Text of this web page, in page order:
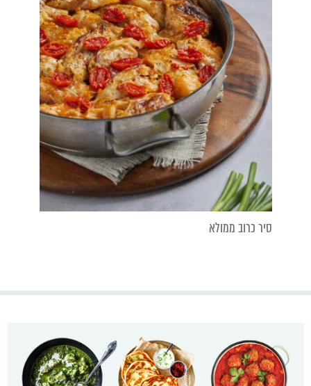
סיר כרוב ממולא